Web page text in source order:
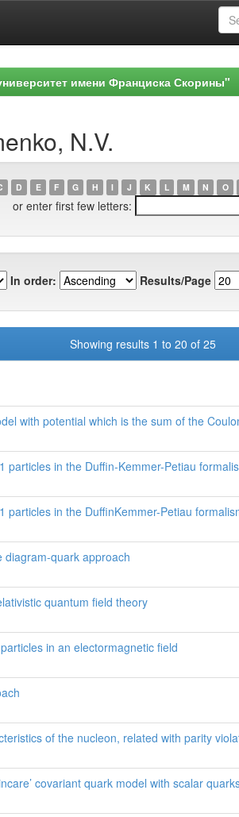
имени Франциска Скорины"
N.V.
D E F G H I J K L M N O
or enter first few letters:
In order: Results/Page
Showing results 1 to 20 of 25
with potential which is the sum of the
particles in the Duffin-Kemmer-Petiau
particles in the DuffinKemmer-Petiau
diagram-quark approach
quantum field theory
in an electormagnetic field
of the nucleon, related with parity
covariant quark model with scalar